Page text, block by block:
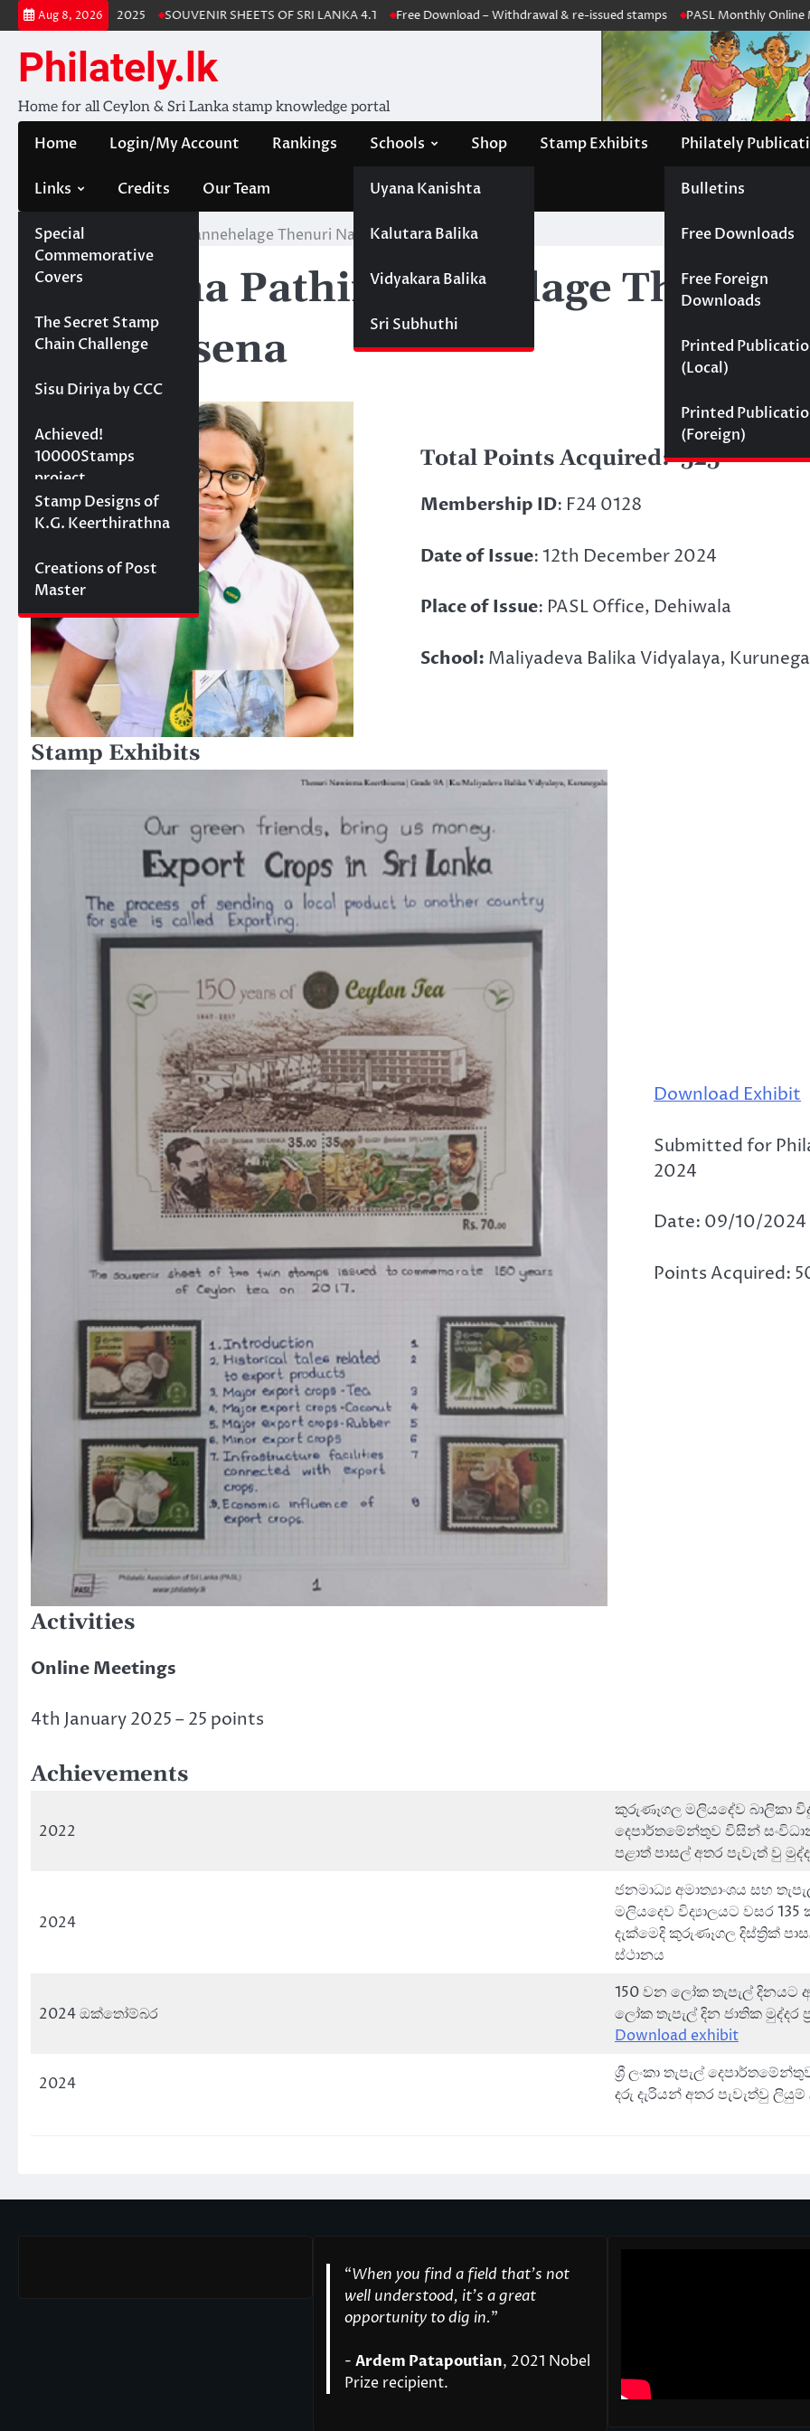
Skip
to
content
Aug 8, 2026
Stamp Album 2025 SOUVENIR SHEETS OF SRI LANKA 4.1 Free Download – Withdrawal & re-issued stamps PASL Monthly Online
Philately.lk
Home for all Ceylon & Sri Lanka stamp knowledge portal
Home Login/My Account Rankings Schools
Uyana Kanishta
Kalutara Balika
Vidyakara Balika
Sri Subhuthi
Shop Stamp Exhibits Philately
Bulletins
Free Downloads
Free Foreign
Downloads
Printed
(Local)
Printed
(Foreign)
Links
Special
Commemorative
Covers
Projects
The Secret Stamp
Chain Challenge
Sisu Diriya by CCC
10000 stamps in 100
days
Achieved!
10000Stamps
project
Concept Designs
Stamp Designs of
K.G. Keerthirathna
Creations of Post
Master
Credits Our Team
Home Madhana Pathirannehelage Thenuri Nawinma Keerthisena
Madhana Pathirannehelage Thenuri
Keerthisena
Total Points Acquired:525
Membership ID: F24 0128
Date of Issue: 12th December 2024
Place of Issue: PASL Office, Dehiwala
School: Maliyadeva Balika Vidyalaya,
Stamp Exhibits
Download Exhibit
Submitted for
2024
Date: 09/10/2024
Points Acquired:
Activities
Online Meetings
4th January 2025 – 25 points
Achievements
2022
කුරුණෑගල මලියදේව බාලිකා
දෙපාර්තමේන්තුව විසින්
පළාත් පාසල් අතර පැවැත් වු
2024
ජනමාධ්‍ය අමාත්‍යාංශය සහ
මලියදෙව විද්‍යාලයට වසර 135
දැක්මෙදි කුරුණෑගල දිස්ත්‍රික්
ස්ථානය
2024 ඔක්තෝම්බර
150 වන ලෝක තැපැල් දිනයට
ලෝක තැපැල් දින ජාතික මුද්දර
Download exhibit
2024
ශ්‍රී ලංකා තැපැල්
දරු දැරියන් අතර පැවැත්වු
“When you find a field that’s not
well understood, it’s a great
opportunity to dig in."
- Ardem Patapoutian, 2021 Nobel
Prize recipient.